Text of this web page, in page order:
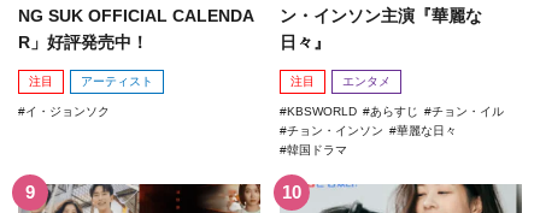
NG SUK OFFICIAL CALENDA
R」好評発売中！
注目 アーティスト
イ・ジョンソク
ン・インソン主演『華麗な
日々』
注目 エンタメ
KBSWORLD あらすじ
チョン・イル
チョン・インソン
華麗な日々
韓国ドラマ